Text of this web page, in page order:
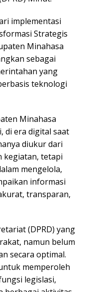
implementasi
Strategis
Minahasa
sebagai
yang
teknologi
Minahasa
di era digital saat
diukur dari
kegiatan, tetapi
mengelola,
informasi
transparan,
(DPRD) yang
namun belum
secara optimal.
memperoleh
legislasi,